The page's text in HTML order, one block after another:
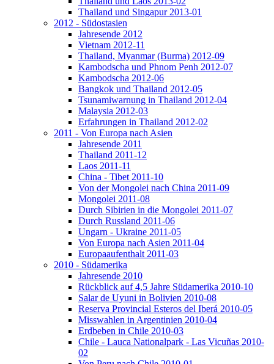
Thailand und Singapur 2013-01
2012 - Südostasien
Jahresende 2012
Vietnam 2012-11
Thailand, Myanmar (Burma) 2012-09
Kambodscha und Phnom Penh 2012-07
Kambodscha 2012-06
Bangkok und Thailand 2012-05
Tsunamiwarnung in Thailand 2012-04
Malaysia 2012-03
Erfahrungen in Thailand 2012-02
2011 - Von Europa nach Asien
Jahresende 2011
Thailand 2011-12
Laos 2011-11
China - Tibet 2011-10
Von der Mongolei nach China 2011-09
Mongolei 2011-08
Durch Sibirien in die Mongolei 2011-07
Durch Russland 2011-06
Ungarn - Ukraine 2011-05
Von Europa nach Asien 2011-04
Europaaufenthalt 2011-03
2010 - Südamerika
Jahresende 2010
Rückblick auf 4,5 Jahre Südamerika 2010-10
Salar de Uyuni in Bolivien 2010-08
Reserva Provincial Esteros del Iberá 2010-05
Misswahlen in Argentinien 2010-04
Erdbeben in Chile 2010-03
Chile - Lauca Nationalpark - Las Vicuñas 2010-
02